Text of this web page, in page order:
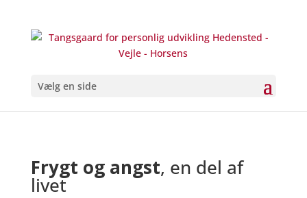
Vælg en side
Frygt og angst, en del af
livet